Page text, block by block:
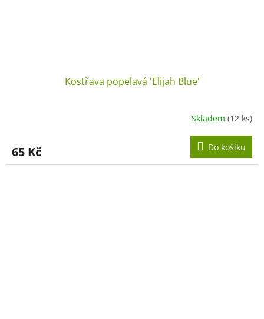
Kostřava popelavá 'Elijah Blue'
Skladem (12 ks)
65 Kč Do košíku